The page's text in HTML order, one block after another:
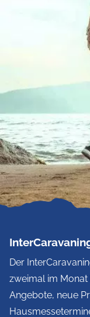
Der
zweimal im
Angebote, neue